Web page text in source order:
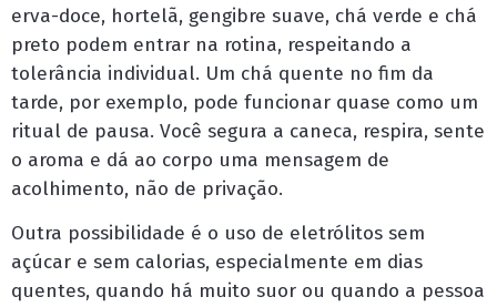
erva-doce, hortelã, gengibre suave, chá verde e chá
preto podem entrar na rotina, respeitando a
tolerância individual. Um chá quente no fim da
tarde, por exemplo, pode funcionar quase como um
ritual de pausa. Você segura a caneca, respira, sente
o aroma e dá ao corpo uma mensagem de
acolhimento, não de privação.
Outra possibilidade é o uso de eletrólitos sem
açúcar e sem calorias, especialmente em dias
quentes, quando há muito suor ou quando a pessoa